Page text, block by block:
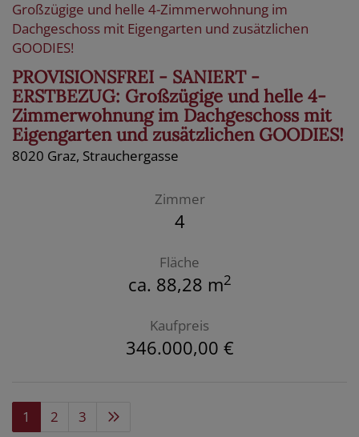
PROVISIONSFREI - SANIERT -
ERSTBEZUG: Großzügige und helle 4-
Zimmerwohnung im Dachgeschoss mit
Eigengarten und zusätzlichen GOODIES!
8020 Graz, Strauchergasse
Zimmer
4
Fläche
ca. 88,28 m2
Kaufpreis
346.000,00 €
1 2 3